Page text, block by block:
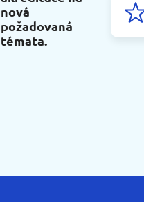
nová
požadovaná
témata.